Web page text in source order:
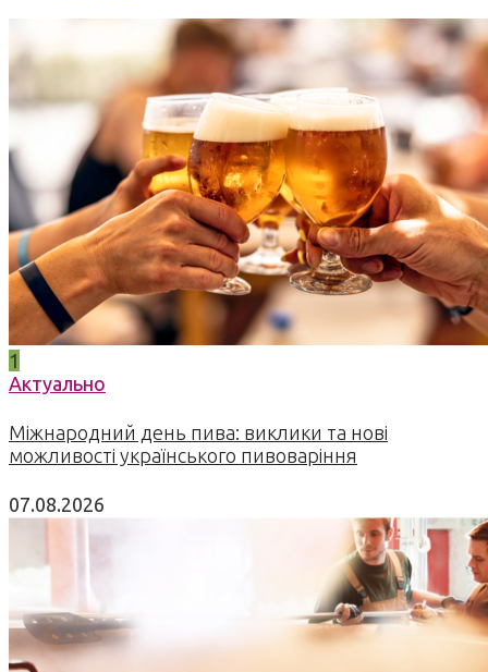
1
Актуально
Міжнародний день пива: виклики та нові
можливості українського пивоваріння
07.08.2026